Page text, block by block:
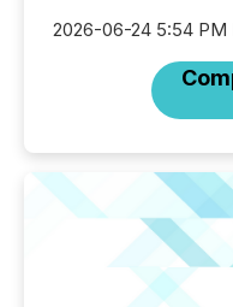
2026-06-24 5:54 PM